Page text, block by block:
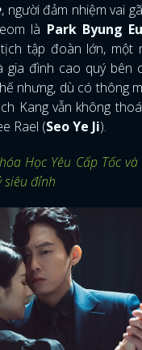
, người đảm nhiệm vai
là Park Byung
tập đoàn lớn, một
gia đình cao quý bên
nhưng, dù có thông
Kang vẫn không
Rael (Seo Ye Ji).
Học Yêu Cấp Tốc
siêu đỉnh